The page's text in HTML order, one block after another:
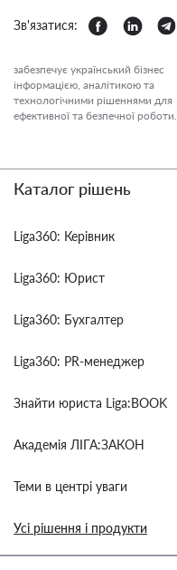
Зв'язатися:
забезпечує український бізнес
інформацією, аналітикою та
технологічними рішеннями для
ефективної та безпечної роботи.
Каталог рішень
Liga360: Керівник
Liga360: Юрист
Liga360: Бухгалтер
Liga360: PR-менеджер
Знайти юриста Liga:BOOK
Академія ЛІГА:ЗАКОН
Теми в центрі уваги
Усі рішення і продукти